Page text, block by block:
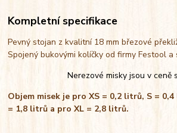
Kompletní specifikace
Pevný stojan z kvalitní 18 mm březové
Spojený bukovými kolíčky od firmy Festool a
Nerezové misky jsou v ceně
Objem misek je pro XS = 0,2 litrů, S =
= 1,8 litrů a pro XL = 2,8 litrů.